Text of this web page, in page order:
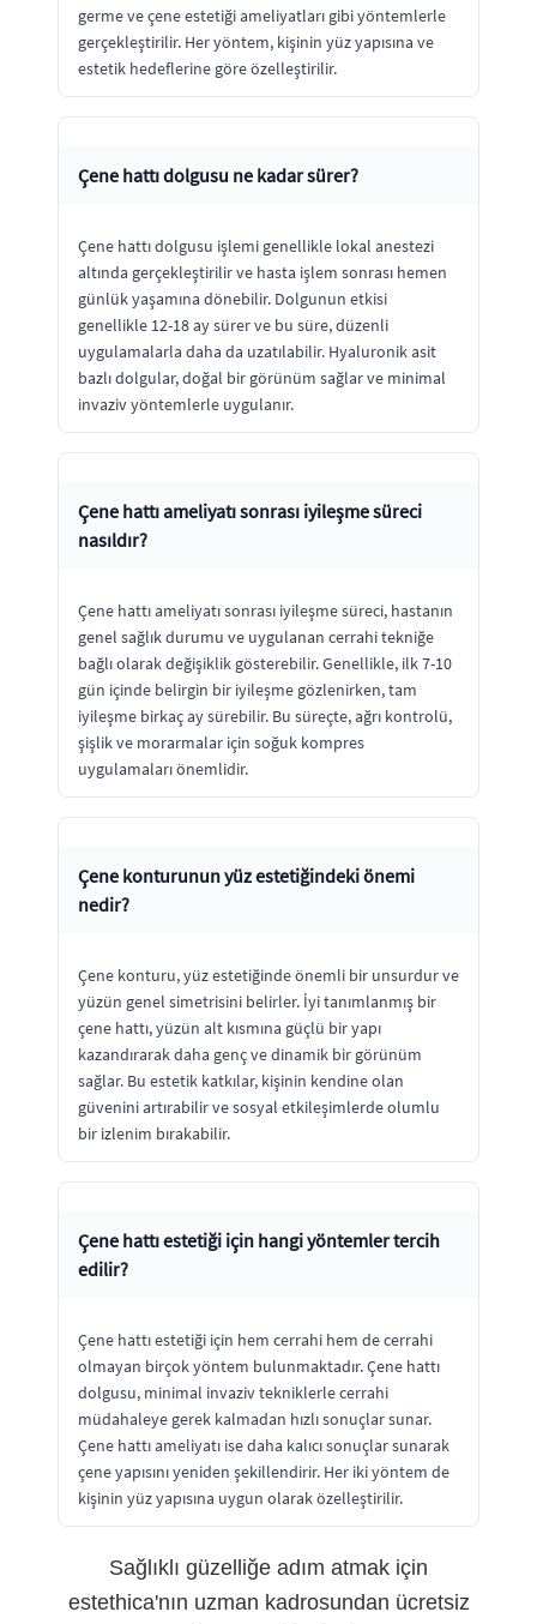
germe ve çene estetiği ameliyatları gibi yöntemlerle
gerçekleştirilir. Her yöntem, kişinin yüz yapısına ve
estetik hedeflerine göre özelleştirilir.
Çene hattı dolgusu ne kadar sürer?
Çene hattı dolgusu işlemi genellikle lokal anestezi
altında gerçekleştirilir ve hasta işlem sonrası hemen
günlük yaşamına dönebilir. Dolgunun etkisi
genellikle 12-18 ay sürer ve bu süre, düzenli
uygulamalarla daha da uzatılabilir. Hyaluronik asit
bazlı dolgular, doğal bir görünüm sağlar ve minimal
invaziv yöntemlerle uygulanır.
Çene hattı ameliyatı sonrası iyileşme süreci
nasıldır?
Çene hattı ameliyatı sonrası iyileşme süreci, hastanın
genel sağlık durumu ve uygulanan cerrahi tekniğe
bağlı olarak değişiklik gösterebilir. Genellikle, ilk 7-10
gün içinde belirgin bir iyileşme gözlenirken, tam
iyileşme birkaç ay sürebilir. Bu süreçte, ağrı kontrolü,
şişlik ve morarmalar için soğuk kompres
uygulamaları önemlidir.
Çene konturunun yüz estetiğindeki önemi
nedir?
Çene konturu, yüz estetiğinde önemli bir unsurdur ve
yüzün genel simetrisini belirler. İyi tanımlanmış bir
çene hattı, yüzün alt kısmına güçlü bir yapı
kazandırarak daha genç ve dinamik bir görünüm
sağlar. Bu estetik katkılar, kişinin kendine olan
güvenini artırabilir ve sosyal etkileşimlerde olumlu
bir izlenim bırakabilir.
Çene hattı estetiği için hangi yöntemler tercih
edilir?
Çene hattı estetiği için hem cerrahi hem de cerrahi
olmayan birçok yöntem bulunmaktadır. Çene hattı
dolgusu, minimal invaziv tekniklerle cerrahi
müdahaleye gerek kalmadan hızlı sonuçlar sunar.
Çene hattı ameliyatı ise daha kalıcı sonuçlar sunarak
çene yapısını yeniden şekillendirir. Her iki yöntem de
kişinin yüz yapısına uygun olarak özelleştirilir.
Sağlıklı güzelliğe adım atmak için
estethica'nın uzman kadrosundan ücretsiz